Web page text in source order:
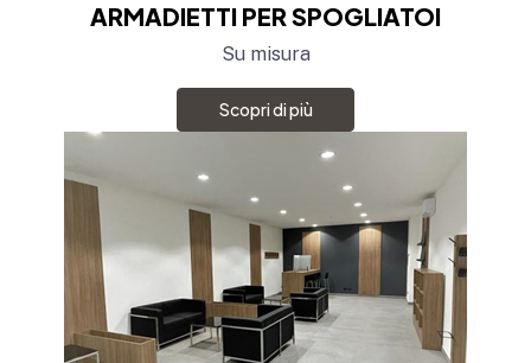
ARMADIETTI PER SPOGLIATOI
Su misura
Scopri di più